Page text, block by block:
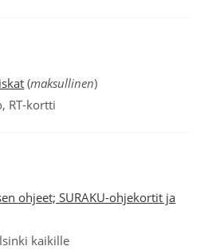
(maksullinen)
RT-kortti
ohjeet; SURAKU-ohjekortit ja
kaikille